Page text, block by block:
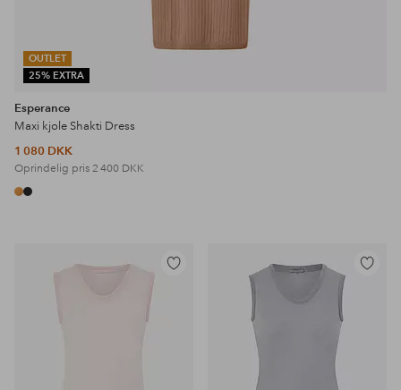
OUTLET
25% EXTRA
Esperance
Maxi kjole Shakti Dress
1 080 DKK
Oprindelig pris 2 400 DKK
Tilføj
Tilføj